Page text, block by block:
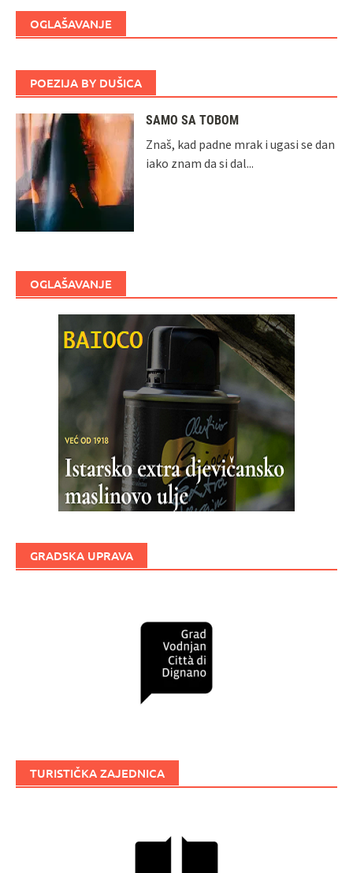
OGLAŠAVANJE
POEZIJA BY DUŠICA
SAMO SA TOBOM
Znaš, kad padne mrak i ugasi se dan
iako znam da si dal...
OGLAŠAVANJE
GRADSKA UPRAVA
TURISTIČKA ZAJEDNICA